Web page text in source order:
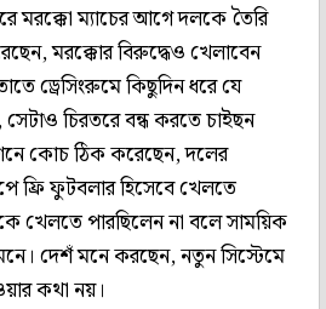
মরক্কো ম্যাচের আগে দলকে তৈরি
মরক্কোর বিরুদ্ধেও খেলাবেন
ড্রেসিংরুমে কিছুদিন ধরে যে
চিরতরে বন্ধ করতে চাইছন
কোচ ঠিক করেছেন, দলের
ফ্রি ফুটবলার হিসেবে খেলতে
খেলতে পারছিলেন না বলে সাময়িক
দেশঁ মনে করছেন, নতুন সিস্টেমে
কথা নয়।